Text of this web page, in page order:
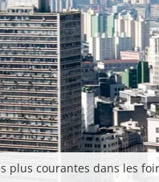
courantes dans les